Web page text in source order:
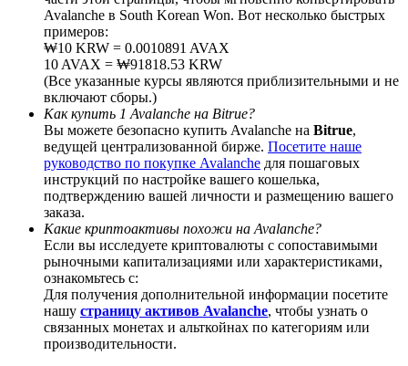
Deposit CASHCAT & Win
Share 500000 CASHCAT prize pool
Exclusive for BitMart Users
Register & Trade to Win 500,000 USDT
Precious Metals Trading Carnival
Trade Gold & Silver · 33,333 USDT Bonus
Avalanche в South Korean Won. Вот несколько быстрых
примеров:
₩10 KRW = 0.0010891 AVAX
10 AVAX = ₩91818.53 KRW
(Все указанные курсы являются приблизительными и не
включают сборы.)
Как купить 1 Avalanche на Bitrue?
Вы можете безопасно купить Avalanche на Bitrue,
ведущей централизованной бирже. Посетите наше
руководство по покупке Avalanche для пошаговых
инструкций по настройке вашего кошелька,
подтверждению вашей личности и размещению вашего
заказа.
Какие криптоактивы похожи на Avalanche?
Если вы исследуете криптовалюты с сопоставимыми
рыночными капитализациями или характеристиками,
ознакомьтесь с:
Для получения дополнительной информации посетите
нашу страницу активов Avalanche, чтобы узнать о
связанных монетах и альткойнах по категориям или
производительности.